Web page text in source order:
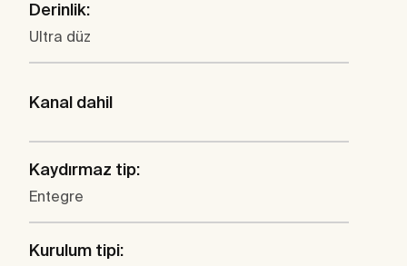
Derinlik:
Ultra düz
Kanal dahil
Kaydırmaz tip:
Entegre
Kurulum tipi: